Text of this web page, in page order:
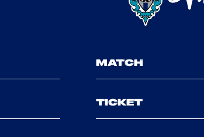
MATCH
TICKET